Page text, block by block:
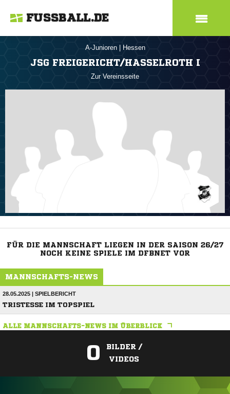
FUSSBALL.DE
A-Junioren Hessen
JSG FREIGERICHT/HASSELROTH I
Zur Vereinsseite
FÜR DIE MANNSCHAFT LIEGEN IN DER SAISON 26/27
NOCH KEINE SPIELE IM DFBNET VOR
MANNSCHAFTS-NEWS
28.05.2025 | SPIELBERICHT
TRISTESSE IM TOPSPIEL
ALLE MANNSCHAFTS-NEWS IM ÜBERBLICK
0
BILDER /
VIDEOS